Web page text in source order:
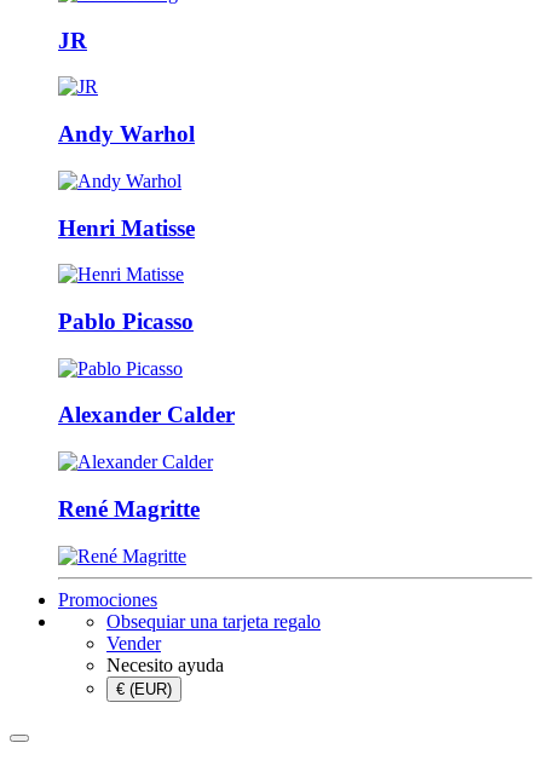
JR
Andy Warhol
Henri Matisse
Pablo Picasso
Alexander Calder
René Magritte
Promociones
Obsequiar una tarjeta regalo
Vender
Necesito ayuda
€ (EUR)